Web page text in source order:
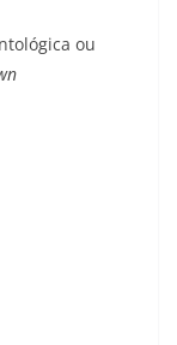
ou